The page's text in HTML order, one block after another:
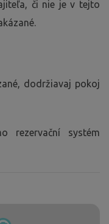
či nie je v tejto
dodržiavaj pokoj
rezervační systém